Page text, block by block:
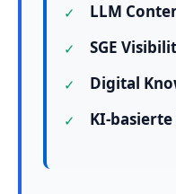
LLM
SGE
Digital
KI-